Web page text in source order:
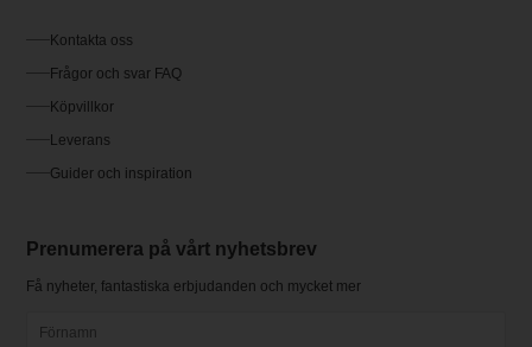
Kontakta oss
Frågor och svar FAQ
Köpvillkor
Leverans
Guider och inspiration
Prenumerera på vårt nyhetsbrev
Få nyheter, fantastiska erbjudanden och mycket mer